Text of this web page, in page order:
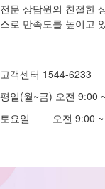
전문 상담원의 친절한
스로 만족도를 높이고
고객센터 1544-6233
평일(월~금) 오전 9:00
토요일 오전 9:00 ~